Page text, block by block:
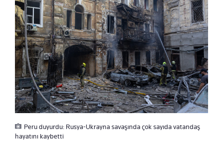
Peru duyurdu: Rusya-Ukrayna savaşında çok sayıda vatandaş
hayatını kaybetti